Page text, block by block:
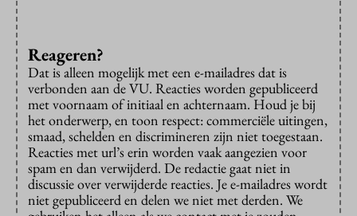
Reageren?
Dat is alleen mogelijk met een e-mailadres dat is
verbonden aan de VU. Reacties worden gepubliceerd
met voornaam of initiaal en achternaam. Houd je bij
het onderwerp, en toon respect: commerciële uitingen,
smaad, schelden en discrimineren zijn niet toegestaan.
Reacties met url’s erin worden vaak aangezien voor
spam en dan verwijderd. De redactie gaat niet in
discussie over verwijderde reacties. Je e-mailadres wordt
niet gepubliceerd en delen we niet met derden. We